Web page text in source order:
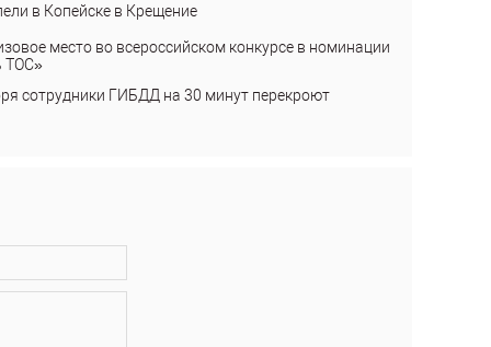
в Копейске в Крещение
место во всероссийском конкурсе в номинации
ТОС»
сотрудники ГИБДД на 30 минут перекроют